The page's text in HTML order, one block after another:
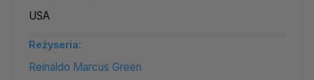
USA
Reżyseria:
Reinaldo Marcus Green